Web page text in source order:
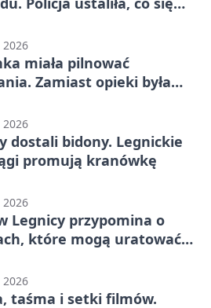
miała pilnować
Zamiast opieki była
dostali bidony. Legnickie
promują kranówkę
Legnicy przypomina o
które mogą uratować
taśma i setki filmów.